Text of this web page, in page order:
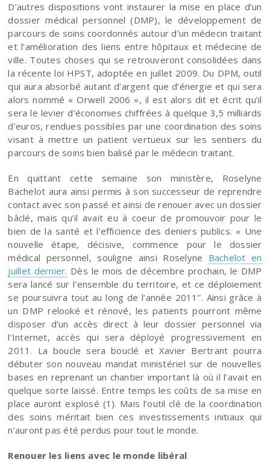
D’autres dispositions vont instaurer la mise en place d’un
dossier médical personnel (DMP), le développement de
parcours de soins coordonnés autour d’un médecin traitant
et l’amélioration des liens entre hôpitaux et médecine de
ville. Toutes choses qui se retrouveront consolidées dans
la récente loi HPST, adoptée en juillet 2009. Du DPM, outil
qui aura absorbé autant d’argent que d’énergie et qui sera
alors nommé « Orwell 2006 », il est alors dit et écrit qu’il
sera le levier d’économies chiffrées à quelque 3,5 milliards
d’euros, rendues possibles par une coordination des soins
visant à mettre un patient vertueux sur les sentiers du
parcours de soins bien balisé par le médecin traitant.
En quittant cette semaine son ministère, Roselyne
Bachelot aura ainsi permis à son successeur de reprendre
contact avec son passé et ainsi de renouer avec un dossier
bâclé, mais qu’il avait eu à coeur de promouvoir pour le
bien de la santé et l’efficience des deniers publics. « Une
nouvelle étape, décisive, commence pour le dossier
médical personnel, souligne ainsi Roselyne Bachelot en
juillet dernier. Dès le mois de décembre prochain, le DMP
sera lancé sur l’ensemble du territoire, et ce déploiement
se poursuivra tout au long de l’année 2011″. Ainsi grâce à
un DMP relooké et rénové, les patients pourront même
disposer d’un accès direct à leur dossier personnel via
l’Internet, accès qui sera déployé progressivement en
2011. La boucle sera bouclé et Xavier Bertrant pourra
débuter son nouveau mandat ministériel sur de nouvelles
bases en reprenant un chantier important là où il l’avait en
quelque sorte laissé. Entre temps les coûts de sa mise en
place auront explosé (1). Mais l’outil clé de la coordination
des soins méritait bien ces investissements initiaux qui
n’auront pas été perdus pour tout le monde.
Renouer les liens avec le monde libéral